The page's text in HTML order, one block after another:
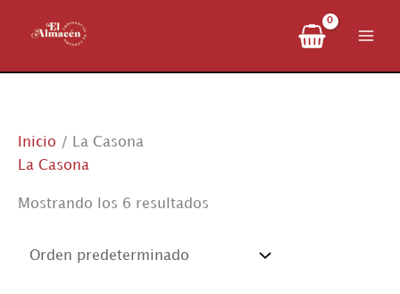
Inicio / La Casona
La Casona
Mostrando los 6 resultados